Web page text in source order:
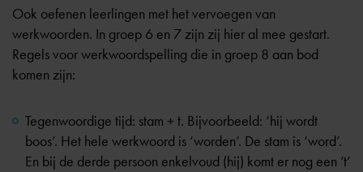
Ook oefenen leerlingen met het vervoegen van
werkwoorden. In groep 6 en 7 zijn zij hier al mee gestart.
Regels voor werkwoordspelling die in groep 8 aan bod
komen zijn:
Tegenwoordige tijd: stam + t. Bijvoorbeeld: ‘hij wordt
boos’. Het hele werkwoord is ‘worden’. De stam is ‘word’.
En bij de derde persoon enkelvoud (hij) komt er nog een ’t’